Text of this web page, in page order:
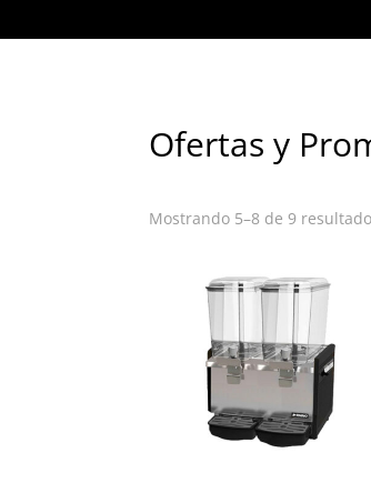
Ofertas y
Mostrando 5–8 de 9